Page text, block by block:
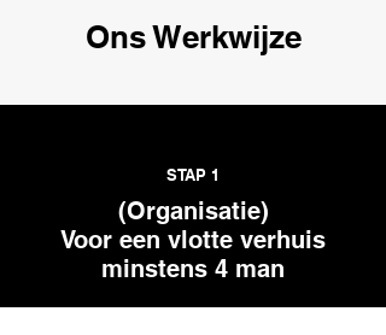
Ons Werkwijze
STAP 1
(Organisatie)
Voor een vlotte verhuis
minstens 4 man